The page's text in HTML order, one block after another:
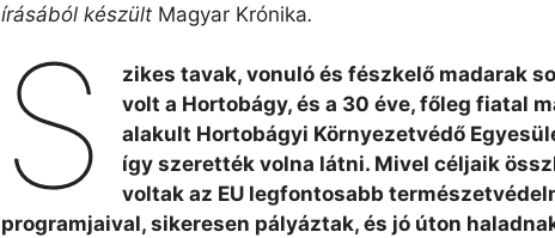
írásából készült Magyar Krónika.
S
zikes tavak, vonuló és fészkelő madarak
volt a Hortobágy, és a 30 éve, főleg fiatal
alakult Hortobágyi Környezetvédő
így szerették volna látni. Mivel céljaik
voltak az EU legfontosabb
programjaival, sikeresen pályáztak, és jó úton